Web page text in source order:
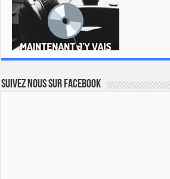
Suivez nous sur Facebook